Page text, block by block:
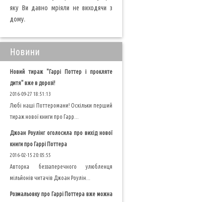
яку Ви давно мріяли не виходячи з
дому.
Новини
Новий тираж "Гаррі Поттер і прокляте
дитя" вже в дорозі!
2016-09-27 18:51:13
Любі наші Поттеромани! Оскільки перший
тираж нової книги про Гарр...
Джоан Роулінг оголосила про вихід нової
книги про Гаррі Поттера
2016-02-15 20:05:55
Авторка беззаперечного улюбленця
мільйонів читачів Джоан Роулін...
Розмальовку про Гаррі Поттера вже можна